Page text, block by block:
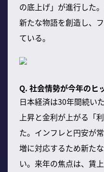
の底上げ」が進行した
新たな物語を創造し、
ている。
Q. 社会情勢が今年のヒ
日本経済は30年間続い
上昇と金利が上がる「
た。インフレと円安が
増に対応するため新た
い。来年の焦点は、賃